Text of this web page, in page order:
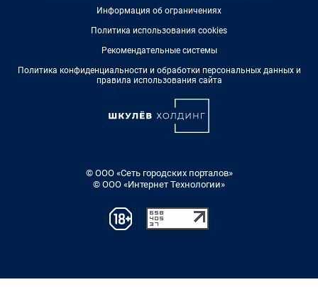
Информация об ограничениях
Политика использования cookies
Рекомендательные системы
Политика конфиденциальности и обработки персональных данных и
правила использования сайта
© ООО «Сеть городских порталов»
© ООО «Интернет Технологии»